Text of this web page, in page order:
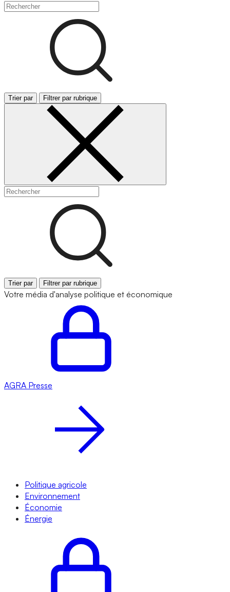
Trier par Filtrer par rubrique
Trier par Filtrer par rubrique
Votre média d'analyse politique et économique
AGRA Presse
Politique agricole
Environnement
Économie
Énergie